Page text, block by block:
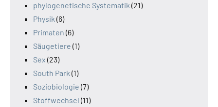
phylogenetische Systematik (21)
Physik (6)
Primaten (6)
Säugetiere (1)
Sex (23)
South Park (1)
Soziobiologie (7)
Stoffwechsel (11)